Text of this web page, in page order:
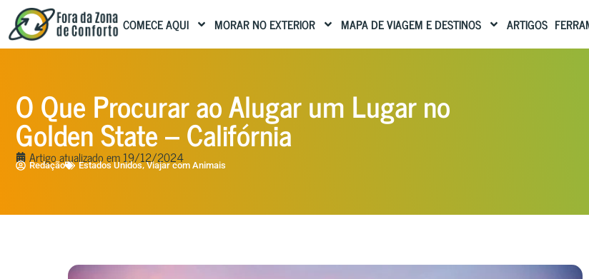
COMECE AQUI MORAR NO EXTERIOR MAPA DE VIAGEM E DESTINOS ARTIGOS
O Que Procurar ao Alugar um Lugar no
Golden State – Califórnia
Artigo atualizado em19/12/2024
Redação Estados Unidos,Viajar com Animais